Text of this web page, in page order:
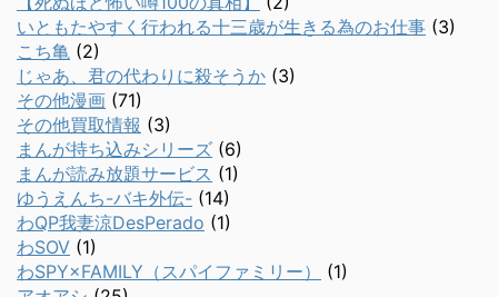
いともたやすく行われる十三歳が生きる為のお仕事 (3)
こち亀 (2)
じゃあ、君の代わりに殺そうか (3)
その他漫画 (71)
その他買取情報 (3)
まんが持ち込みシリーズ (6)
まんが読み放題サービス (1)
ゆうえんち-バキ外伝- (14)
わQP我妻涼DesPerado (1)
わSOV (1)
わSPY×FAMILY（スパイファミリー）
(1)